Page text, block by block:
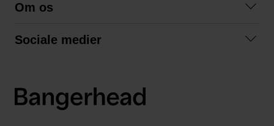
Betingelser
Om os
Sociale medier
LinkedIn